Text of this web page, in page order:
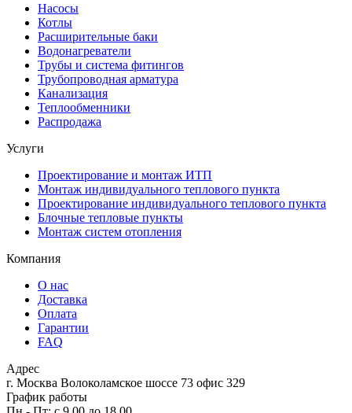
Насосы
Котлы
Расширительные баки
Водонагреватели
Трубы и система фитингов
Трубопроводная арматура
Канализация
Теплообменники
Распродажа
Услуги
Проектирование и монтаж ИТП
Монтаж индивидуального теплового пункта
Проектирование индивидуального теплового пункта
Блочные тепловые пункты
Монтаж систем отопления
Компания
О нас
Доставка
Оплата
Гарантии
FAQ
Адрес
г. Москва Волоколамское шоссе 73 офис 329
График работы